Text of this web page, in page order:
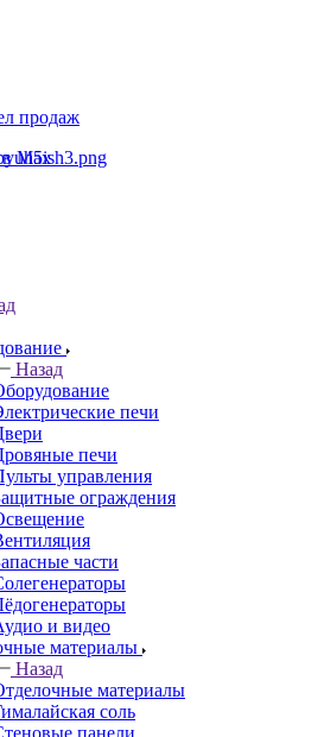
продаж
Max
Назад
печи
печи
управления
ограждения
части
и видео
материалы
Назад
материалы
соль
панели